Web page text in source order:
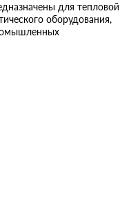
для тепловой
оборудования,